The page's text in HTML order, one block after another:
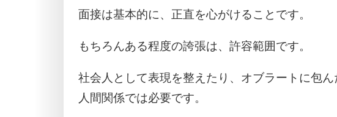
面接は基本的に、正直を心がけることです。
もちろんある程度の誇張は、許容範囲です。
社会人として表現を整えたり、オブラートに包
人間関係では必要です。